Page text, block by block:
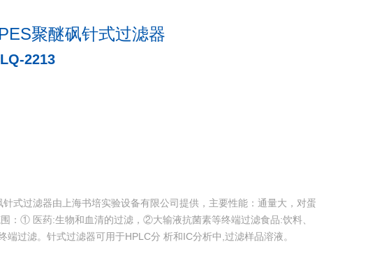
聚醚砜针式过滤器
2213
式过滤器由上海书培实验设备有限公司提供，主要性能：通量大，对蛋
：① 医药:生物和血清的过滤，②大输液抗菌素等终端过滤食品:饮料、
过滤。针式过滤器可用于HPLC分 析和IC分析中,过滤样品溶液。